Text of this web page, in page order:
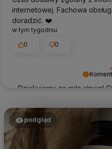
Dziękujemy za miłe słowa!
odpowiednią obsługę tak
raz jeszcze!
internetowej. Fachowa
doradzić. ❤️
w tym tygodniu
0
0
podgląd